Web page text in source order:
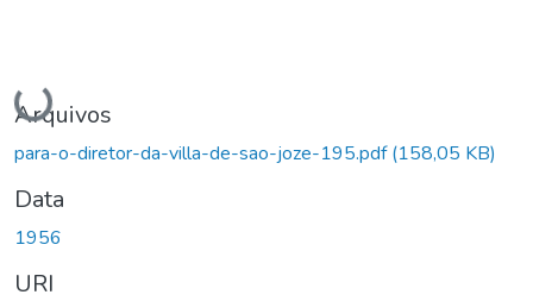
Carregando...
Arquivos
para-o-diretor-da-villa-de-sao-joze-195.pdf(158,05 KB)
Data
1956
URI